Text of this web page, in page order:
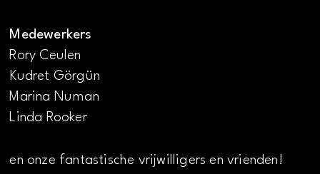
Medewerkers
Rory Ceulen
Kudret Görgün
Marina Numan
Linda Rooker
en onze fantastische vrijwilligers en vrienden!